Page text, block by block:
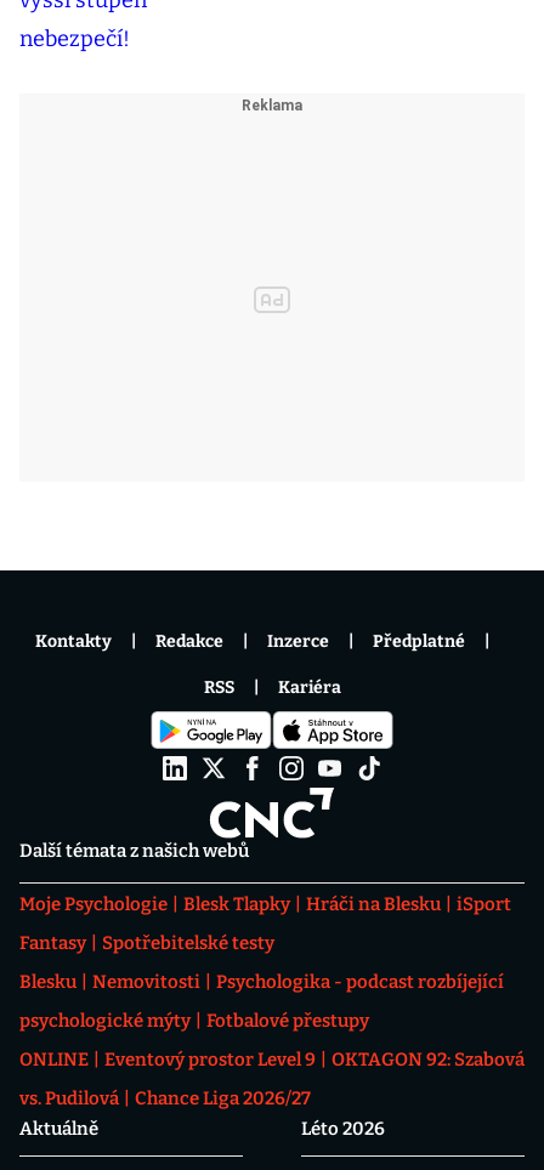
Další témata z našich webů
Moje Psychologie Blesk Tlapky Hráči na Blesku
iSport
Fantasy
Spotřebitelské testy
Blesku
Nemovitosti
Psychologika - podcast rozbíjející
psychologické mýty
Fotbalové přestupy
ONLINE
Eventový prostor Level 9
OKTAGON 92: Szabová
vs. Pudilová
Chance Liga 2026/27
Aktuálně
Léto 2026
Kontakty Redakce Inzerce Předplatné
RSS Kariéra